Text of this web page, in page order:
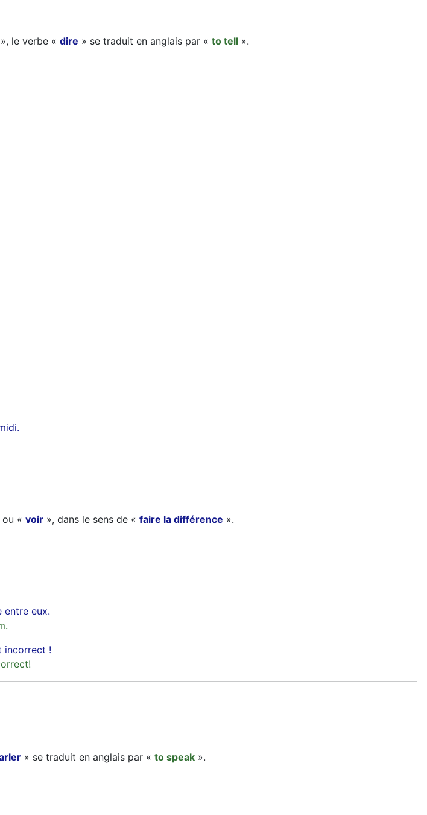
», le verbe « dire » se traduit en anglais par « to tell ».
ou « voir », dans le sens de « faire la différence ».
entre eux.
incorrect !
» se traduit en anglais par « to speak ».